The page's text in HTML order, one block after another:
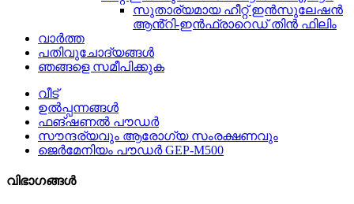
സുതാര്യമായ ഹീറ്റ് ഇൻസുലേഷൻ
ആൻ്റി-ഇൻഫ്രാറെഡ് തിൻ ഫിലിം
വാർത്ത
പതിവുചോദ്യങ്ങൾ
ഞങ്ങളെ സമീപിക്കുക
വീട്
ഉൽപ്പന്നങ്ങൾ
ഫങ്ഷണൽ പൗഡർ
സൗന്ദര്യവും ആരോഗ്യ സംരക്ഷണവും
ജെർമേനിയം പൗഡർ GEP-M500
വിഭാഗങ്ങൾ